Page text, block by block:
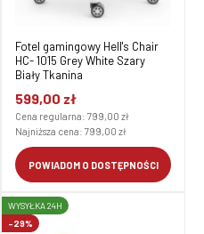
Fotel gamingowy Hell's Chair
HC- 1015 Grey White Szary
Biały Tkanina
599,00 zł
Cena regularna: 799,00 zł
Najniższa cena: 799,00 zł
POWIADOM O DOSTĘPNOŚCI
-29%
WYSYŁKA 24H